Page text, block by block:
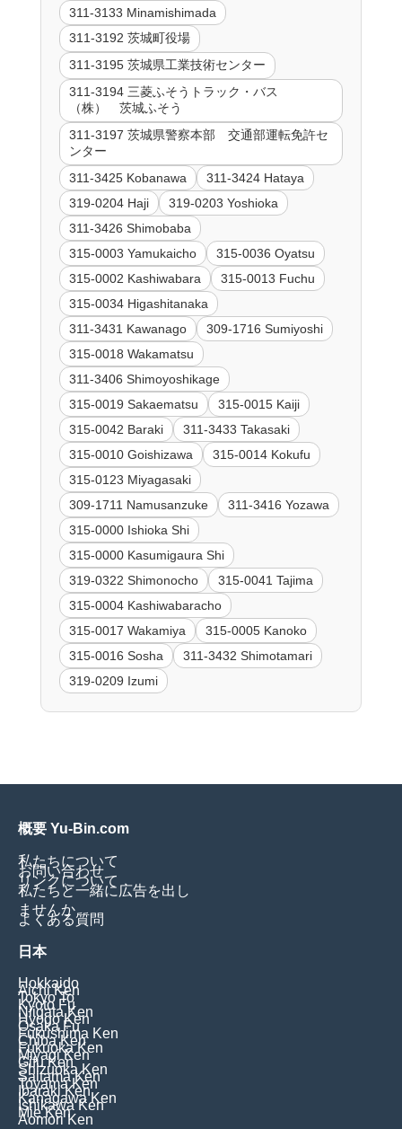
311-3133 Minamishimada
311-3192 茨城町役場
311-3195 茨城県工業技術センター
311-3194 三菱ふそうトラック・バス
（株） 茨城ふそう
311-3197 茨城県警察本部 交通部運転免許セ
ンター
311-3425 Kobanawa
311-3424 Hataya
319-0204 Haji
319-0203 Yoshioka
311-3426 Shimobaba
315-0003 Yamukaicho
315-0036 Oyatsu
315-0002 Kashiwabara
315-0013 Fuchu
315-0034 Higashitanaka
311-3431 Kawanago
309-1716 Sumiyoshi
315-0018 Wakamatsu
311-3406 Shimoyoshikage
315-0019 Sakaematsu
315-0015 Kaiji
315-0042 Baraki
311-3433 Takasaki
315-0010 Goishizawa
315-0014 Kokufu
315-0123 Miyagasaki
309-1711 Namusanzuke
311-3416 Yozawa
315-0000 Ishioka Shi
315-0000 Kasumigaura Shi
319-0322 Shimonocho
315-0041 Tajima
315-0004 Kashiwabaracho
315-0017 Wakamiya
315-0005 Kanoko
315-0016 Sosha
311-3432 Shimotamari
319-0209 Izumi
概要 Yu-Bin.com
私たちについて
お問い合わせ
リンクについて
私たちと一緒に広告を出し
ませんか
よくある質問
日本
Hokkaido
Aichi Ken
Tokyo To
Kyoto Fu
Niigata Ken
Hyogo Ken
Osaka Fu
Fukushima Ken
Chiba Ken
Fukuoka Ken
Miyagi Ken
Gifu Ken
Shizuoka Ken
Saitama Ken
Toyama Ken
Ibaraki Ken
Kanagawa Ken
Ishikawa Ken
Mie Ken
Aomori Ken